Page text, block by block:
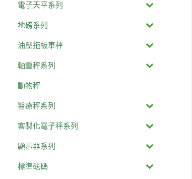
電子天平系列
地磅系列
油壓拖板車秤
軸重秤系列
動物秤
醫療秤系列
客製化電子秤系列
顯示器系列
標準砝碼